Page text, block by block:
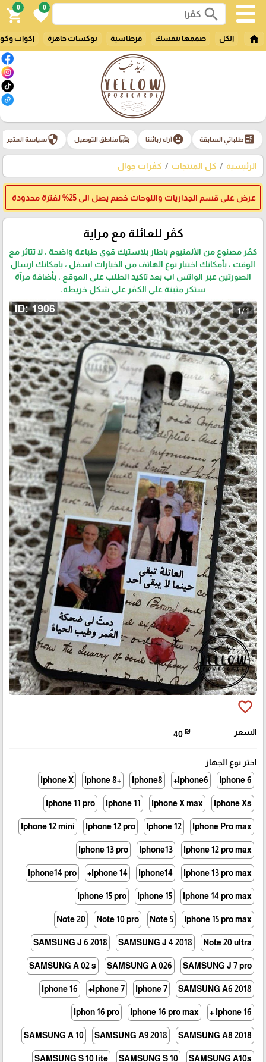
search
0
favorite
0
shopping_cart
home الكل صممها بنفسك قرطاسية بوكسات جاهزة اكواب
ballotطلباتي السابقة emoji_emotionsآراء زبائننا commuteمناطق التوصيل securityسياسة المتجر
الرئيسية كل المنتجات كڤرات جوال
عرض على قسم الجداريات واللوحات خصم يصل الى 25% لفترة محدودة
كڤر للعائلة مع مراية
كڤر مصنوع من الألمنيوم باطار بلاستيك قوي طباعة واضحة ، لا تتاثر مع
الوقت ، بأمكانك اختيار نوع الهاتف من الخيارات اسفل ، بامكانك ارسال
الصورتين عبر الواتس اب بعد تاكيد الطلب على الموقع ، بأضافة مرآة
ستكر مثبتة على الكڤر على شكل خريطة.
1 / 1
favorite_border
السعر 40 ₪
اختر نوع الجهاز
Iphone 6
Iphone6+
Iphone8
+Iphone 8
Iphone X
Iphone Xs
Iphone X max
Iphone 11
Iphone 11 pro
Iphone Pro max
Iphone 12
Iphone 12 pro
Iphone 12 mini
Iphone 12 pro max
Iphone13
Iphone 13 pro
Iphone 13 pro max
Iphone14
Iphone 14+
Iphone14 pro
Iphone 14 pro max
Iphone 15
Iphone 15 pro
Iphone 15 pro max
Note 5
Note 10 pro
Note 20
Note 20 ultra
SAMSUNG J 4 2018
SAMSUNG J 6 2018
SAMSUNG J 7 pro
SAMSUNG A 026
SAMSUNG A 02 s
SAMSUNG A6 2018
Iphone 7
Iphone 7+
Iphone 16
Iphone 16 +
Iphone 16 pro max
Iphon 16 pro
SAMSUNG A8 2018
SAMSUNG A9 2018
SAMSUNG A 10
SAMSUNG A10s
SAMSUNG S 10
SAMSUNG S 10 lite